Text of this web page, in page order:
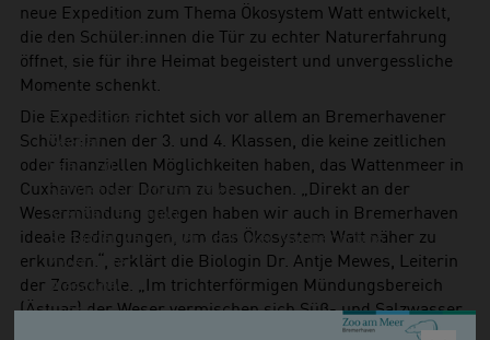
Polarfuchs
Puma
Kaninchen
Schimpanse
Schneehase
Seebär
Seehund
Sibirische Eichhörnchen
Steppenlemming
Südamerikanischer Seelöwe/ Mähnenrobbe
Zwergotter
Waschbär
Vögel
neue Expedition zum Thema Ökosystem Watt entwickelt,
die den Schüler:innen die Tür zu echter Naturerfahrung
öffnet, sie für ihre Heimat begeistert und unvergessliche
Momente schenkt.
Die Expedition richtet sich vor allem an Bremerhavener
Schüler:innen der 3. und 4. Klassen, die keine zeitlichen
oder finanziellen Möglichkeiten haben, das Wattenmeer in
Cuxhaven oder Dorum zu besuchen. „Direkt an der
Wesermündung gelegen haben wir auch in Bremerhaven
ideale Bedingungen, um das Ökosystem Watt näher zu
erkunden.“, erklärt die Biologin Dr. Antje Mewes, Leiterin
der Zooschule. „Im trichterförmigen Mündungsbereich
(Ästuar) der Weser vermischen sich Süß- und Salzwasser